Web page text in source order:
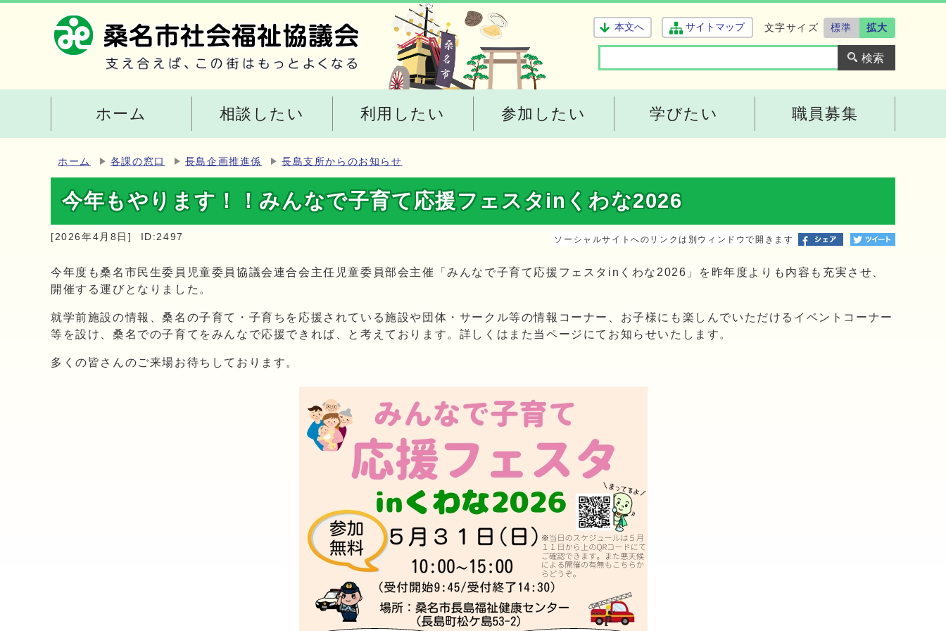
本文へ サイトマップ 文字サイズ 標準 拡大
ホーム 相談したい 利用したい 参加したい 学びたい 職員募集
ホーム 各課の窓口 長島企画推進係 長島支所からのお知らせ
今年もやります！！みんなで子育て応援フェスタinくわな2026
[2026年4月8日] ID:2497 ソーシャルサイトへのリンクは別ウィンドウで開きます
今年度も桑名市民生委員児童委員協議会連合会主任児童委員部会主催「みんなで子育て応援フェスタinくわな2026」を昨年度よりも内容も充実させ、
開催する運びとなりました。
就学前施設の情報、桑名の子育て・子育ちを応援されている施設や団体・サークル等の情報コーナー、お子様にも楽しんでいただけるイベントコーナー
等を設け、桑名での子育てをみんなで応援できれば、と考えております。詳しくはまた当ページにてお知らせいたします。
多くの皆さんのご来場お待ちしております。